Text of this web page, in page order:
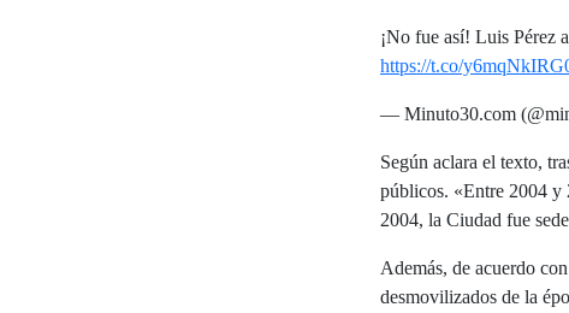
¡No fue así! Luis Pérez
https://t.co/
— Minuto30.com
Según aclara el texto,
públicos. «Entre 2004 y
2004, la Ciudad fue
Además, de acuerdo
desmovilizados de la